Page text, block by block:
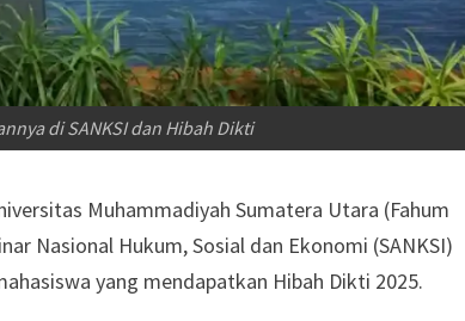
di SANKSI dan Hibah Dikti
Muhammadiyah Sumatera Utara (Fahum
Nasional Hukum, Sosial dan Ekonomi (SANKSI)
yang mendapatkan Hibah Dikti 2025.